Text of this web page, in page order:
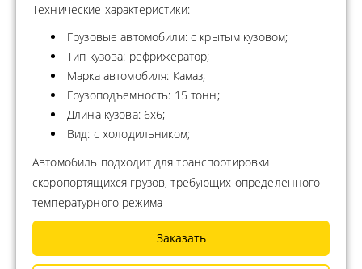
Технические характеристики:
Грузовые автомобили: с крытым кузовом;
Тип кузова: рефрижератор;
Марка автомобиля: Камаз;
Грузоподъемность: 15 тонн;
Длина кузова: 6х6;
Вид: с холодильником;
Автомобиль подходит для транспортировки
скоропортящихся грузов, требующих определенного
температурного режима
Заказать